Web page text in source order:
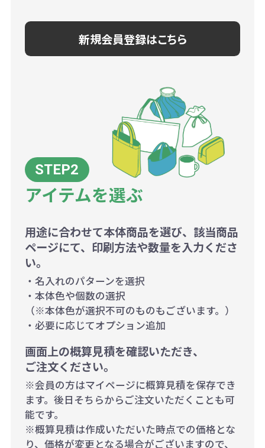
新規会員登録はこちら
アイテムを選ぶ
用途に合わせて本体商品を選び、該当商品
ページにて、印刷方法や数量を入力くださ
い。
・名入れのパターンを選択
・本体色や個数の選択
（※本体色が選択不可のものもございます。）
・必要に応じてオプション追加
画面上の概算見積を確認いただき、
ご注文ください。
※会員の方はマイページに概算見積を保存でき
ます。後日そちらからご注文いただくことも可
能です。
※概算見積は作成いただいた時点での価格とな
り、価格が変更となる場合がございますので、